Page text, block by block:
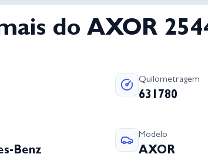
do AXOR
Quilometragem
631780
Benz
Modelo
AXOR